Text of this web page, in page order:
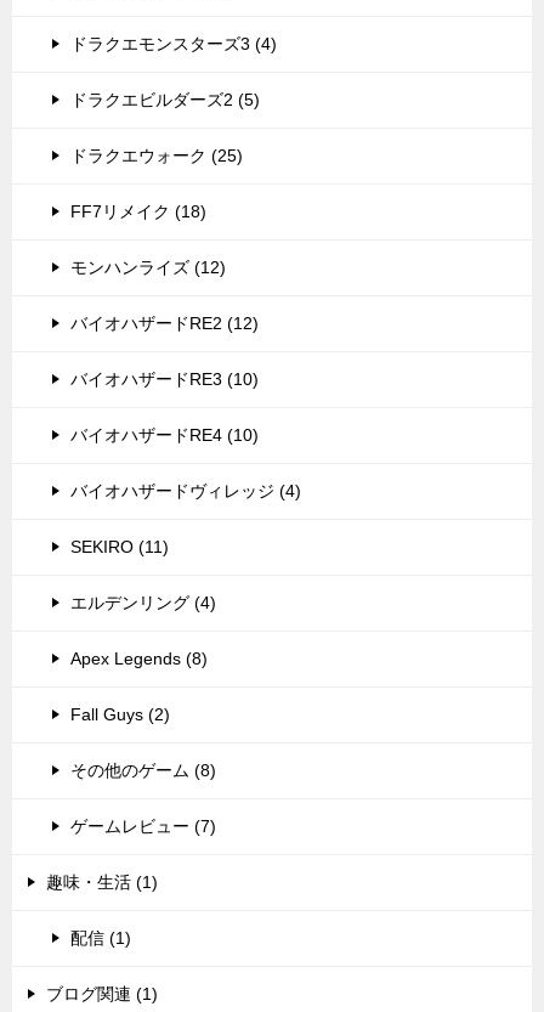
ドラクエモンスターズ3 (4)
ドラクエビルダーズ2 (5)
ドラクエウォーク (25)
FF7リメイク (18)
モンハンライズ (12)
バイオハザードRE2 (12)
バイオハザードRE3 (10)
バイオハザードRE4 (10)
バイオハザードヴィレッジ (4)
SEKIRO (11)
エルデンリング (4)
Apex Legends (8)
Fall Guys (2)
その他のゲーム (8)
ゲームレビュー (7)
趣味・生活 (1)
配信 (1)
ブログ関連 (1)